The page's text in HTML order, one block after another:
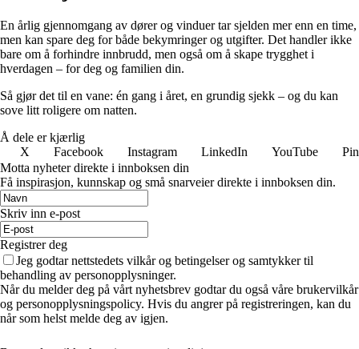
En årlig gjennomgang av dører og vinduer tar sjelden mer enn en time,
men kan spare deg for både bekymringer og utgifter. Det handler ikke
bare om å forhindre innbrudd, men også om å skape trygghet i
hverdagen – for deg og familien din.
Så gjør det til en vane: én gang i året, en grundig sjekk – og du kan
sove litt roligere om natten.
Å dele er kjærlig
X
Facebook Instagram LinkedIn YouTube
Motta nyheter direkte i innboksen din
Få inspirasjon, kunnskap og små snarveier direkte i innboksen din.
Skriv inn e-post
Registrer deg
Jeg godtar nettstedets vilkår og betingelser og samtykker til
behandling av personopplysninger.
Når du melder deg på vårt nyhetsbrev godtar du også våre brukervilkår
og personopplysningspolicy. Hvis du angrer på registreringen, kan du
når som helst melde deg av igjen.